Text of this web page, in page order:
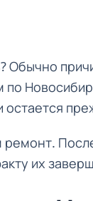
остается
ремонт.
их